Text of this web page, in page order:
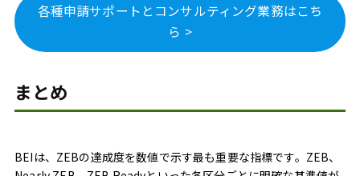
各種申請サポートとコンサルティング業務はこち
ら >
まとめ
BEIは、ZEBの達成度を数値で示す最も重要な指標です。ZEB、